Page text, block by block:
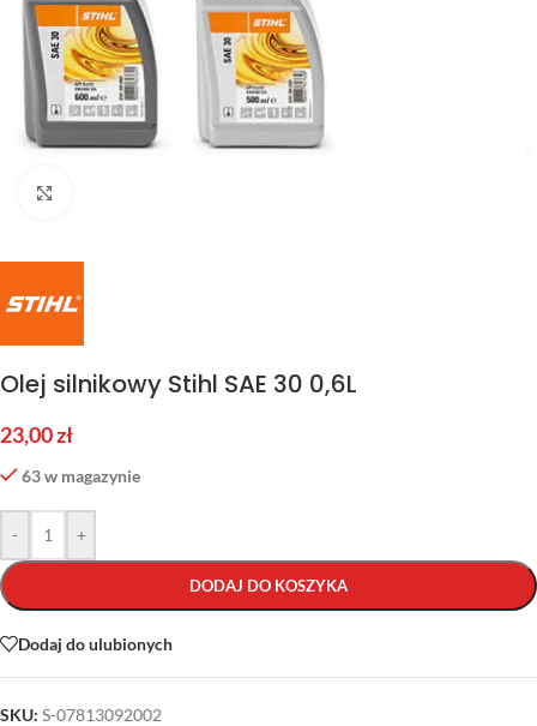
Olej silnikowy Stihl SAE 30 0,6L
23,00zł
63 w magazynie
- +
DODAJ DO KOSZYKA
Dodaj do ulubionych
SKU: S-07813092002